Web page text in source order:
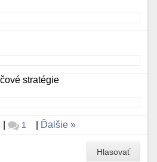
stratégie
| 1 Ďalšie
Hlasovať